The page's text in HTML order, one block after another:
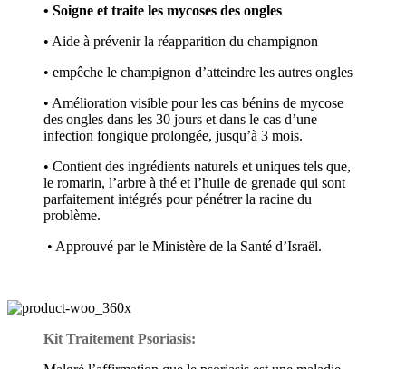
• Soigne et traite les mycoses des ongles
• Aide à prévenir la réapparition du champignon
• empêche le champignon d’atteindre les autres ongles
• Amélioration visible pour les cas bénins de mycose
des ongles dans les 30 jours et dans le cas d’une
infection fongique prolongée, jusqu’à 3 mois.
• Contient des ingrédients naturels et uniques tels que,
le romarin, l’arbre à thé et l’huile de grenade qui sont
parfaitement intégrés pour pénétrer la racine du
problème.
• Approuvé par le Ministère de la Santé d’Israël.
Kit Traitement Psoriasis: